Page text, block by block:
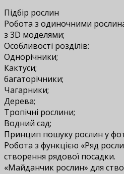
Підбір рослин
Робота з одиночними
з 3D моделями;
Особливості розділів:
Однорічники;
Кактуси;
багаторічники;
Чагарники;
Дерева;
Тропічні рослини;
Водний сад;
Принцип пошуку рослин у
Робота з функцією «Ряд
створення рядової посадки.
«Майданчик рослин» для